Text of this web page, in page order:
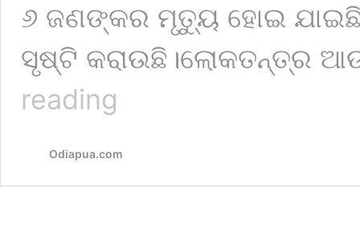
୬ ଜଣଙ୍କର ମୃତ୍ୟୁ ହୋଇ
ସୃଷ୍ଟି କରାଉଛି।ଲୋକତନ୍ତ୍ର
reading
ଜଣ!
Odiapua.com